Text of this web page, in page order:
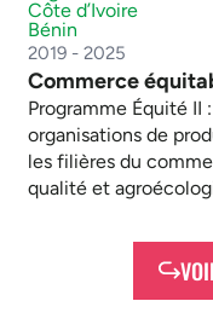
Côte d’Ivoire
Bénin
2019 - 2025
Commerce
Programme Équité
organisations de
les filières du
qualité et